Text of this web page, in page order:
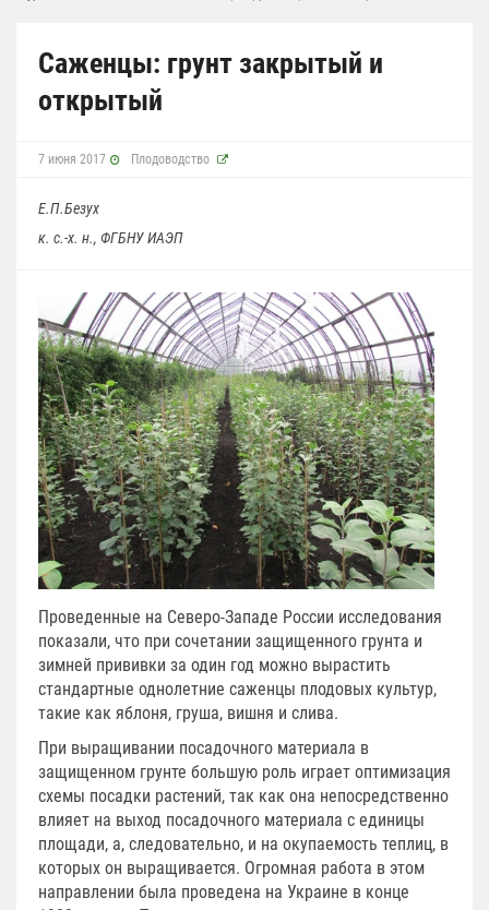
Саженцы: грунт закрытый и
открытый
7 июня 2017 Плодоводство
Е.П.Безух
к. с.-х. н., ФГБНУ ИАЭП
Проведенные на Северо-Западе России исследования
показали, что при сочетании защищенного грунта и
зимней прививки за один год можно вырастить
стандартные однолетние саженцы плодовых культур,
такие как яблоня, груша, вишня и слива.
При выращивании посадочного материала в
защищенном грунте большую роль играет оптимизация
схемы посадки растений, так как она непосредственно
влияет на выход посадочного материала с единицы
площади, а, следовательно, и на окупаемость теплиц, в
которых он выращивается. Огромная работа в этом
направлении была проведена на Украине в конце